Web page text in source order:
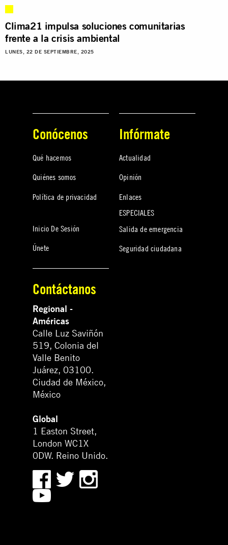
Clima21 impulsa soluciones comunitarias
frente a la crisis ambiental
LUNES, 22 DE SEPTIEMBRE, 2025
Conócenos
Qué hacemos
Quiénes somos
Política de privacidad
Inicio De Sesión
Únete
Infórmate
Actualidad
Opinión
Enlaces
ESPECIALES
Salida de emergencia
Seguridad ciudadana
Contáctanos
Regional -
Américas
Calle Luz Saviñón
519, Colonia del
Valle Benito
Juárez, 03100.
Ciudad de México,
México
Global
1 Easton Street,
London WC1X
0DW. Reino Unido.